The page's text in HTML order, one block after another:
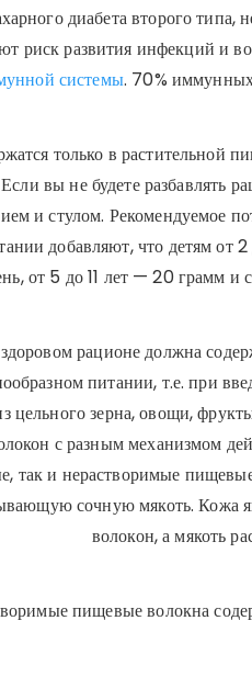
диабета второго
риск развития инфекций и
системы. 70%
только в
вы не будете разбавлять
и стулом. Рекомендуемое
добавляют, что детям от
от 5 до 11 лет — 20 грамм и
рационе должна
питании, т.е. при
зерна, овощи,
с разным механизмом
так и нерастворимые
сочную мякоть. Кожа
волокон, а мякоть
пищевые волокна